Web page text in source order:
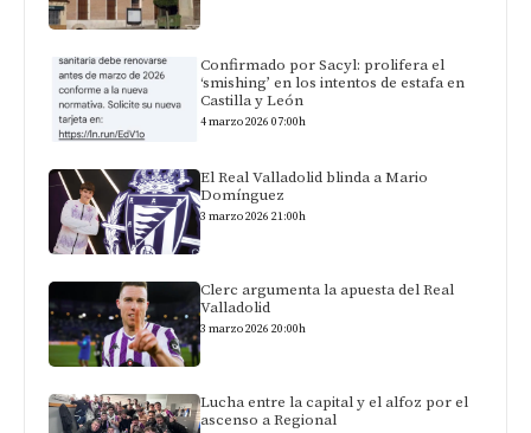
Confirmado por Sacyl: prolifera el
‘smishing’ en los intentos de estafa en
Castilla y León
4 marzo 2026 07:00h
El Real Valladolid blinda a Mario
Domínguez
3 marzo 2026 21:00h
Clerc argumenta la apuesta del Real
Valladolid
3 marzo 2026 20:00h
Lucha entre la capital y el alfoz por el
ascenso a Regional